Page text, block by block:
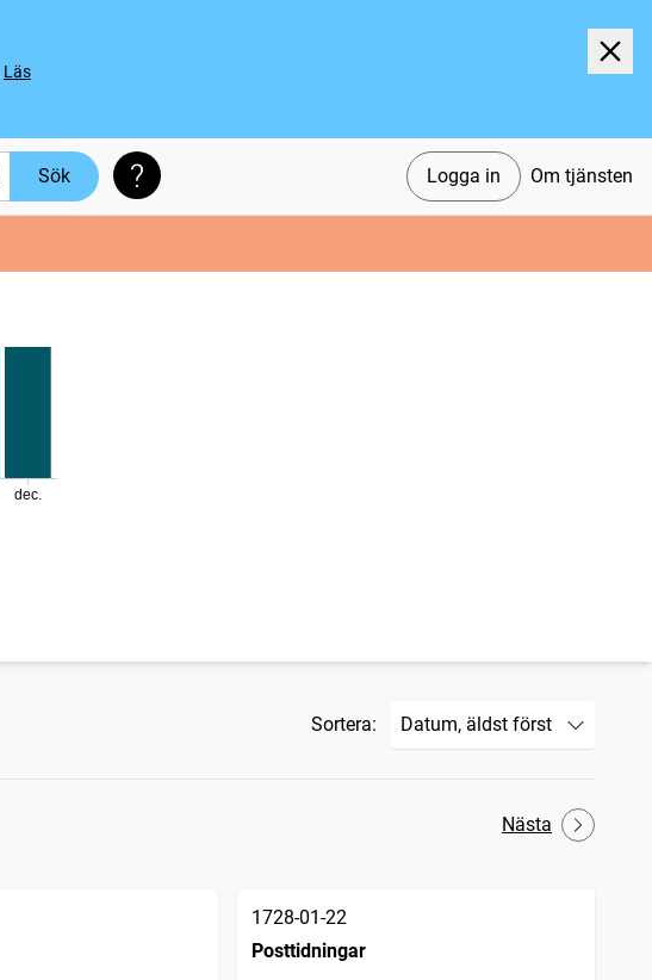
Läs
Logga in Om tjänsten
Sök Söktips
dec.
Sortera:
Nästa
1728-01-22
Posttidningar